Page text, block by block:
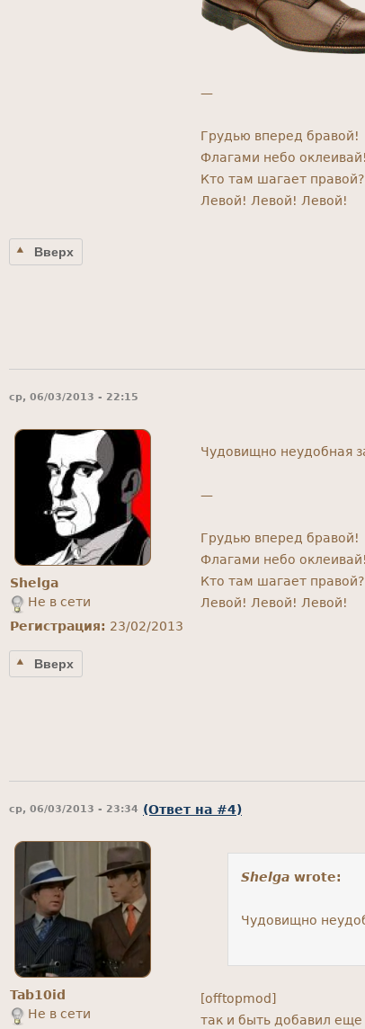
—
Грудью вперед бравой!
Флагами небо оклеивай!
Кто там шагает
Левой! Левой! Левой!
Вверх
ср, 06/03/2013 - 22:15
Shelga
Не в сети
Регистрация: 23/02/2013
Чудовищно неудобная
—
Грудью вперед бравой!
Флагами небо оклеивай!
Кто там шагает
Левой! Левой! Левой!
Вверх
ср, 06/03/2013 - 23:34 (Ответ на #4)
Tab10id
Не в сети
Shelga wrote:
Чудовищно
[offtopmod]
так и быть добавил